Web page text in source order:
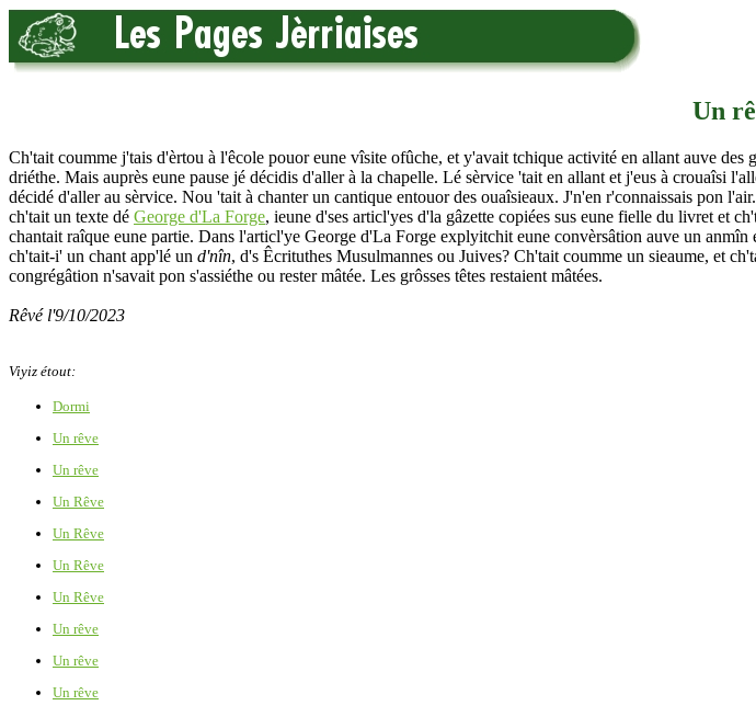
Un
Ch'tait coumme j'tais d'èrtou à l'êcole pouor eune vîsite ofûche, et y'avait tchique activité en allant auve des
driéthe. Mais auprès eune pause jé décidis d'aller à la chapelle. Lé sèrvice 'tait en allant et j'eus à crouaîsi
décidé d'aller au sèrvice. Nou 'tait à chanter un cantique entouor des ouaîsieaux. J'n'en r'connaissais pon
ch'tait un texte dé George d'La Forge, ieune d'ses articl'yes d'la gâzette copiées sus eune fielle du livret et
chantait raîque eune partie. Dans l'articl'ye George d'La Forge explyitchit eune convèrsâtion auve un
ch'tait-i' un chant app'lé un d'nîn, d's Êcrituthes Musulmannes ou Juives? Ch'tait coumme un sieaume, et
congrégâtion n'savait pon s'assiéthe ou rester mâtée. Les grôsses têtes restaient mâtées.
Rêvé l'9/10/2023
Viyiz étout:
Dormi
Un rêve
Un rêve
Un Rêve
Un Rêve
Un Rêve
Un Rêve
Un rêve
Un rêve
Un rêve